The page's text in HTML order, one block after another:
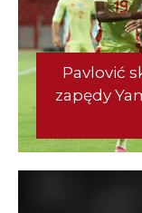
Pavlović
zapędy